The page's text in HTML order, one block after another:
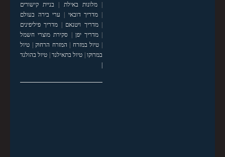
|מלונות באילת
בניית קישורים
מדריך דובאי
ערי בירה בעולם
|מדריך ויטנאם
מדריך פיליפינים
|מדריך יפן
סקירת מוצרי חשמל
טיול במזרח המזרח הרחוק| טיול
במרוקו| טיול בתאילנד| טיול בהולנד